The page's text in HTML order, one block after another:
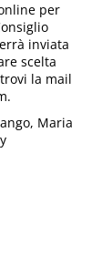
per
inviata
scelta
la mail
Maria